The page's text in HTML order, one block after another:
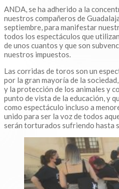
ANDA, se ha adherido a la
nuestros compañeros de
septiembre, para manifestar
todos los espectáculos que
de unos cuantos y que son
nuestros impuestos.
Las corridas de toros son un
por la gran mayoría de la
y la protección de los animales y
punto de vista de la educación, y
como espectáculo incluso a
unido para ser la voz de todos
serán torturados sufriendo hasta